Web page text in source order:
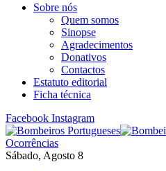
Sobre nós
Quem somos
Sinopse
Agradecimentos
Donativos
Contactos
Estatuto editorial
Ficha técnica
Facebook Instagram
Ocorrências
Sábado, Agosto 8